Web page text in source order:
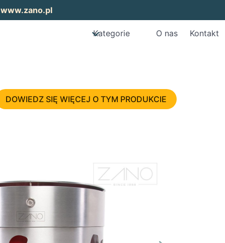
www.zano.pl
Kategorie O nas Kontakt
DOWIEDZ SIĘ WIĘCEJ O TYM PRODUKCIE